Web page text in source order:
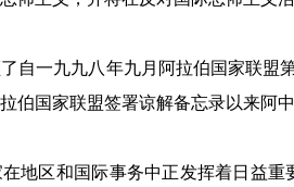
一九九八年九月阿拉伯国家联盟第
伯国家联盟签署谅解备忘录以来阿
区和国际事务中正发挥着日益重